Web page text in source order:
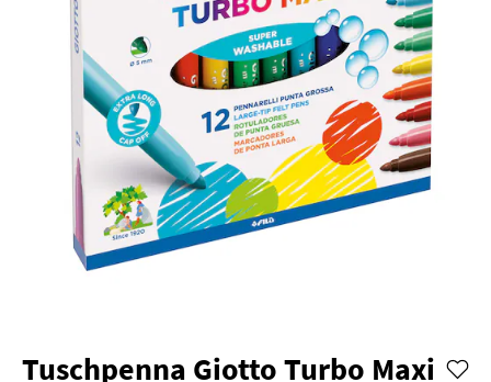
Tuschpenna Giotto Turbo Maxi